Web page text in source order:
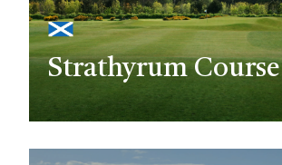
Strathyrum Course